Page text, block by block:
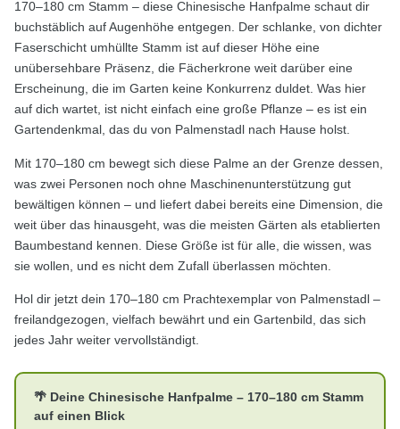
170–180 cm Stamm – diese Chinesische Hanfpalme schaut dir
buchstäblich auf Augenhöhe entgegen. Der schlanke, von dichter
Faserschicht umhüllte Stamm ist auf dieser Höhe eine
unübersehbare Präsenz, die Fächerkrone weit darüber eine
Erscheinung, die im Garten keine Konkurrenz duldet. Was hier
auf dich wartet, ist nicht einfach eine große Pflanze – es ist ein
Gartendenkmal, das du von Palmenstadl nach Hause holst.
Mit 170–180 cm bewegt sich diese Palme an der Grenze dessen,
was zwei Personen noch ohne Maschinenunterstützung gut
bewältigen können – und liefert dabei bereits eine Dimension, die
weit über das hinausgeht, was die meisten Gärten als etablierten
Baumbestand kennen. Diese Größe ist für alle, die wissen, was
sie wollen, und es nicht dem Zufall überlassen möchten.
Hol dir jetzt dein 170–180 cm Prachtexemplar von Palmenstadl –
freilandgezogen, vielfach bewährt und ein Gartenbild, das sich
jedes Jahr weiter vervollständigt.
🌴 Deine Chinesische Hanfpalme – 170–180 cm Stamm
auf einen Blick